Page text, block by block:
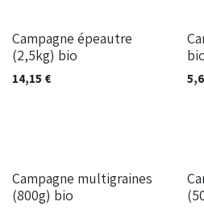
Campagne épeautre
(2,5kg) bio
14,15 €
Campagne multigraines
(800g) bio